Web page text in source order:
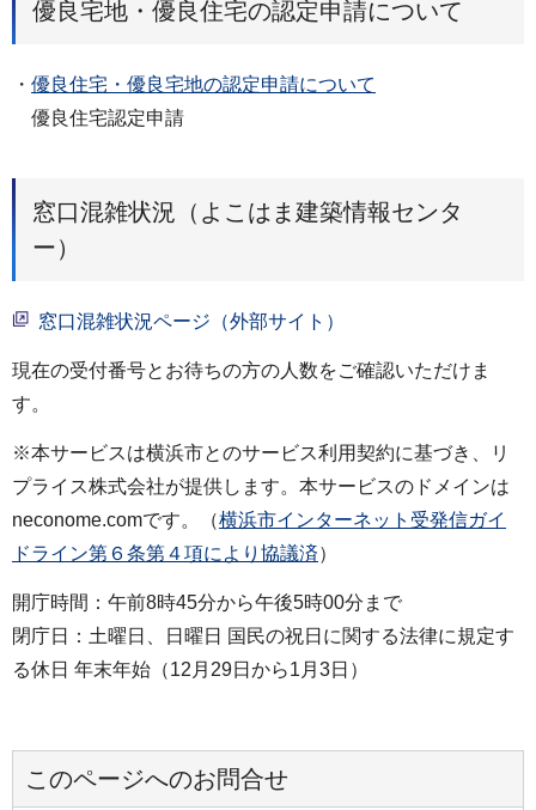
優良宅地・優良住宅の認定申請について
・ 優良住宅・優良宅地の認定申請について
優良住宅認定申請
窓口混雑状況（よこはま建築情報センタ
ー）
窓口混雑状況ページ（外部サイト）
現在の受付番号とお待ちの方の人数をご確認いただけま
す。
※本サービスは横浜市とのサービス利用契約に基づき、リ
プライス株式会社が提供します。本サービスのドメインは
neconome.comです。（横浜市インターネット受発信ガイ
ドライン第６条第４項により協議済）
開庁時間：午前8時45分から午後5時00分まで
閉庁日：土曜日、日曜日 国民の祝日に関する法律に規定す
る休日 年末年始（12月29日から1月3日）
このページへのお問合せ